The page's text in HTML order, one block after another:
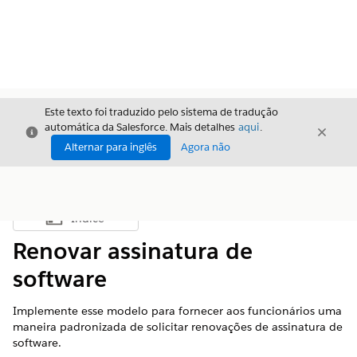
Fechar
Este texto foi traduzido pelo sistema de tradução
automática da Salesforce. Mais detalhes aqui.
Alternar para inglês
Agora não
Fechar
Mostrar índice
Índice
Renovar assinatura de
software
Implemente esse modelo para fornecer aos funcionários uma
maneira padronizada de solicitar renovações de assinatura de
software.